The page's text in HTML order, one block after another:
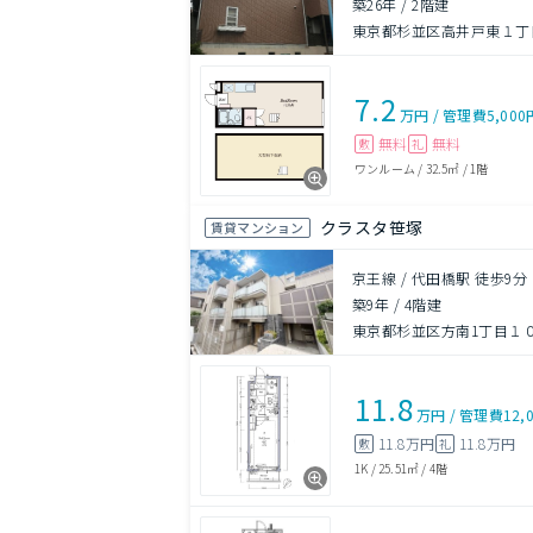
築26年 /2階建
東京都杉並区高井戸東１
7.2 万円 /管理費5,000
敷 無料 礼 無料
ワンルーム / 32.5㎡ / 1階
賃貸マンション クラスタ笹塚
京王線 / 代田橋駅 徒歩9分
築9年 / 4階建
東京都杉並区方南1丁目１
11.8万円 /管理費
敷 11.8万円 礼 11.8万円
1K / 25.51㎡ / 4階